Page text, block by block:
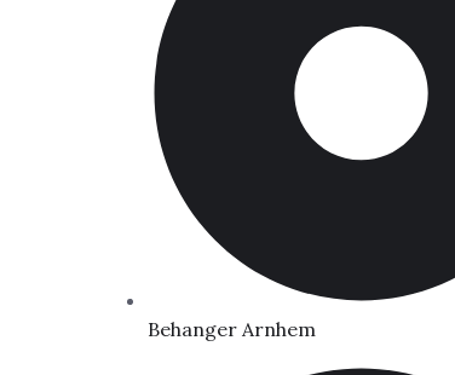
Behanger Arnhem